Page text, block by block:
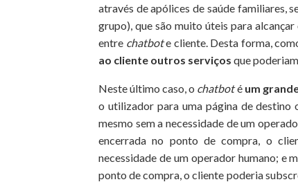
através de apólices de saúde familiares,
grupo), que são muito úteis para
entre chatbote cliente. Desta forma,
ao cliente outros serviços que
Neste último caso, o chatboté um
o utilizador para uma página de destino
mesmo sem a necessidade de um
encerrada no ponto de compra, o
necessidade de um operador humano; e
ponto de compra, o cliente poderia